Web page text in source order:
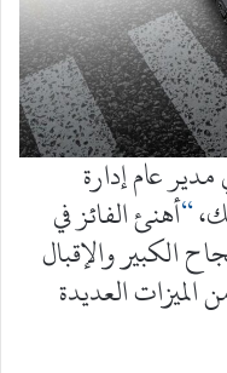
عام إدارة
“أهنئ الفائز في
الكبير والإقبال
الميزات العديدة